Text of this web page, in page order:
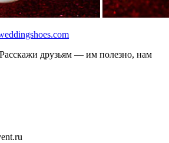
друзьям — им полезно, нам